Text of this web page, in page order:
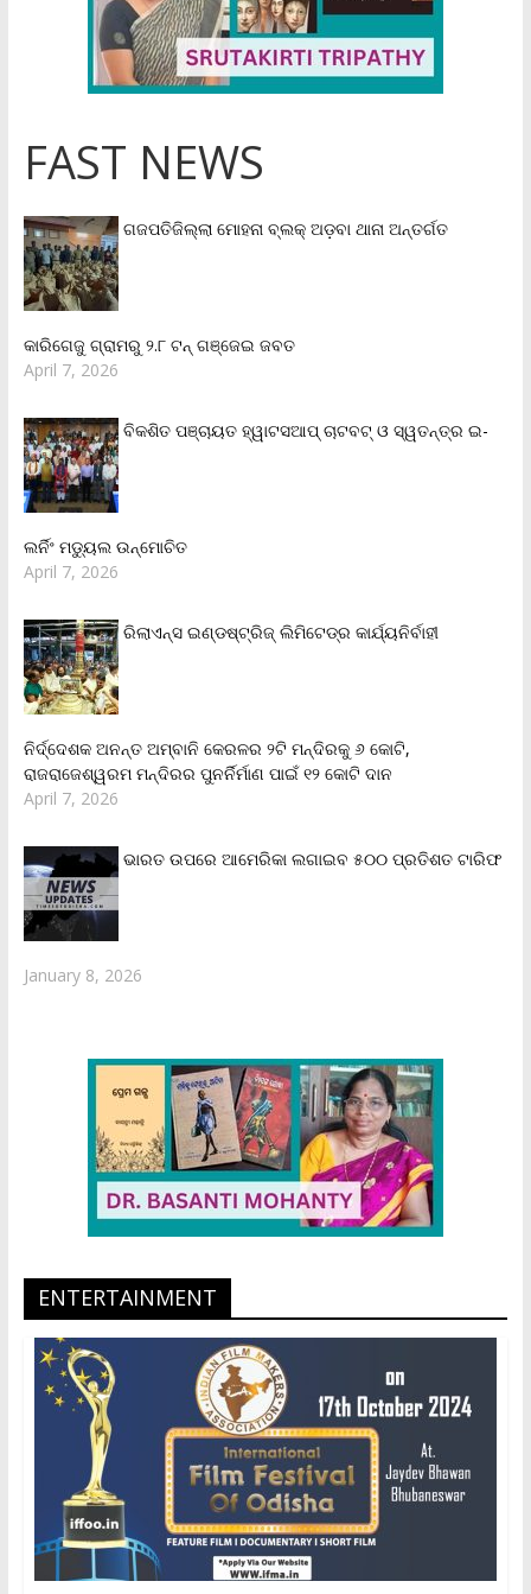
FAST NEWS
ଗଜପତିଜିଲ୍ଲା ମୋହନା ବ୍ଲକ୍‌ ଅଡ଼ବା ଥାନା ଅନ୍ତର୍ଗତ
କାରିଗେଜୁ ଗ୍ରାମରୁ ୨.୮ ଟନ୍ ଗଞ୍ଜେଇ ଜବତ
April 7, 2026
ବିକଶିତ ପଞ୍ଚାୟତ ହ୍ୱାଟସଆପ୍ ଚାଟବଟ୍ ଓ ସ୍ୱତନ୍ତ୍ର ଇ-
ଲର୍ନିଂ ମଡ୍ୟୁଲ ଉନ୍ମୋଚିତ
April 7, 2026
ରିଲାଏନ୍‌ସ ଇଣ୍ଡଷ୍ଟ୍ରିଜ୍ ଲିମିଟେଡ୍‌ର କାର୍ଯ୍ୟନିର୍ବାହୀ
ନିର୍ଦ୍ଦେଶକ ଅନନ୍ତ ଅମ୍ବାନି କେରଳର ୨ଟି ମନ୍ଦିରକୁ ୬ କୋଟି,
ରାଜରାଜେଶ୍ୱରମ ମନ୍ଦିରର ପୁନର୍ନିର୍ମାଣ ପାଇଁ ୧୨ କୋଟି ଦାନ
April 7, 2026
ଭାରତ ଉପରେ ଆମେରିକା ଲଗାଇବ ୫୦୦ ପ୍ରତିଶତ ଟାରିଫ
January 8, 2026
ENTERTAINMENT